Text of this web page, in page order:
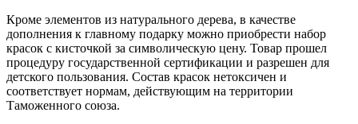
Кроме элементов из натурального дерева, в качестве
дополнения к главному подарку можно приобрести набор
красок с кисточкой за символическую цену. Товар прошел
процедуру государственной сертификации и разрешен для
детского пользования. Состав красок нетоксичен и
соответствует нормам, действующим на территории
Таможенного союза.